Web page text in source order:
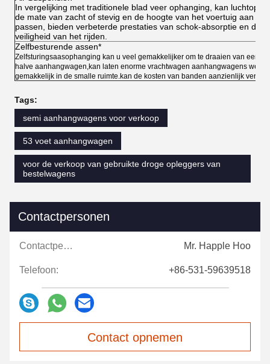
In vergelijking met traditionele blad veer ophanging, kan
de mate van zacht of stevig en de hoogte van het voertuig aan te
passen, bieden verbeterde prestaties van schok-absorptie en de
veiligheid van het rijden.
Zelfbesturende assen*
Zelfsturingsaasophanging kan u veel gemakkelijker om te draaien van een
halve aanhangwagen,kan laten enorme vrachtwagen aanhangwagens
gemakkelijk in de smalle ruimte.kan de kosten van banden aanzienlijk
Tags:
semi aanhangwagens voor verkoop
53 voet aanhangwagen
voor de verkoop van gebruikte droge opleggers van
bestelwagens
Contactpersonen
Contactpersonen: Mr. Happle Hoo
Telefoon: +86-531-59639518
Contact opnemen